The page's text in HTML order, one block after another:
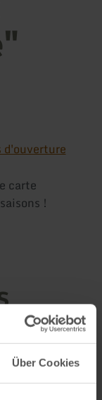
Über Cookies
d'ouverture
carte
!